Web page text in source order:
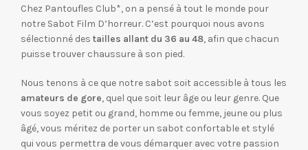
Chez Pantoufles Club*, on a pensé à tout le monde pour
notre Sabot Film D’horreur. C’est pourquoi nous avons
sélectionné des tailles allant du 36 au 48, afin que chacun
puisse trouver chaussure à son pied.
Nous tenons à ce que notre sabot soit accessible à tous les
amateurs de gore, quel que soit leur âge ou leur genre. Que
vous soyez petit ou grand, homme ou femme, jeune ou plus
âgé, vous méritez de porter un sabot confortable et stylé
qui vous permettra de vous démarquer avec votre passion